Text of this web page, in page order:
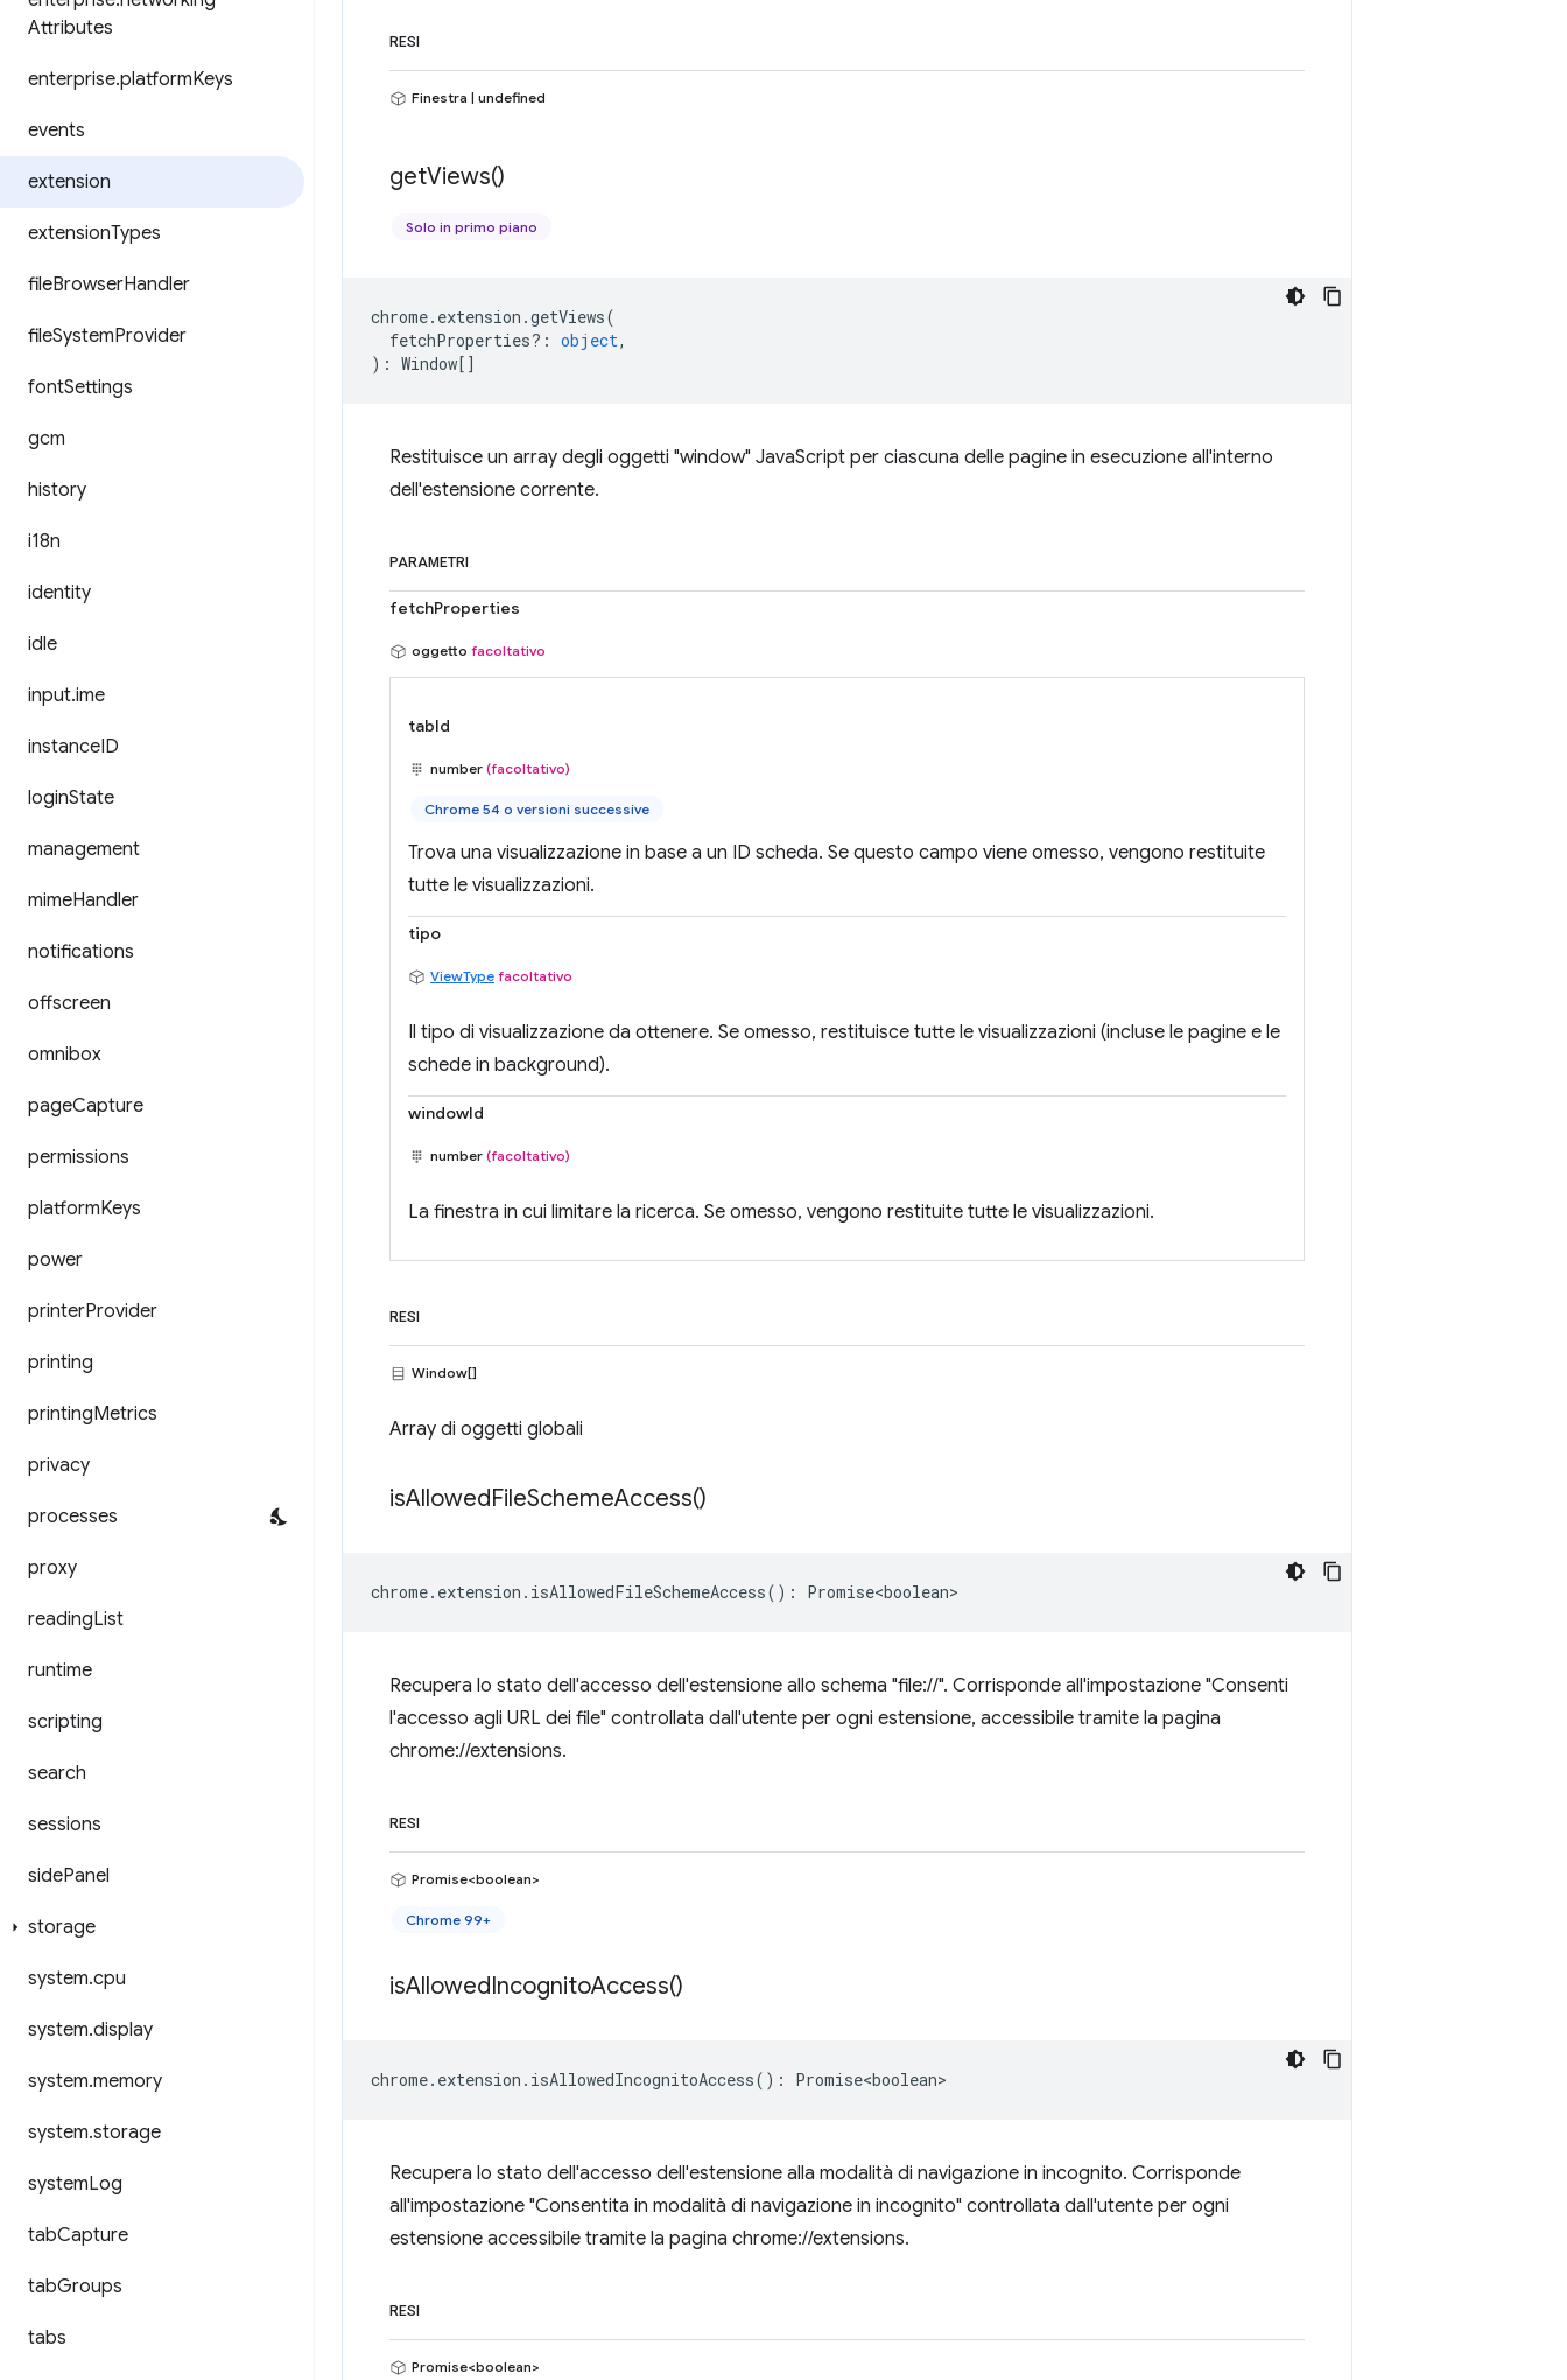
Attributes
enterprise.platformKeys
events
extension
extensionTypes
fileBrowserHandler
fileSystemProvider
fontSettings
gcm
history
i18n
identity
idle
input.ime
instanceID
loginState
management
mimeHandler
notifications
offscreen
omnibox
pageCapture
permissions
platformKeys
power
printerProvider
printing
printingMetrics
privacy
processes
proxy
readingList
runtime
scripting
search
sessions
sidePanel
storage
system.cpu
system.display
system.memory
system.storage
systemLog
tabCapture
tabGroups
tabs
RESI
Finestra | undefined
getViews()
Solo in primo piano
chrome. extension .getViews(
fetchProperties? : object,
) : Window[]
Restituisce un array degli oggetti "window" JavaScript per ciascuna delle pagine in esecuzione all'interno
dell'estensione corrente.
PARAMETRI
fetchProperties
oggetto facoltativo
tabId
number (facoltativo)
Chrome 54 o versioni successive
Trova una visualizzazione in base a un ID scheda. Se questo campo viene omesso, vengono restituite
tutte le visualizzazioni.
tipo
ViewType facoltativo
Il tipo di visualizzazione da ottenere. Se omesso, restituisce tutte le visualizzazioni (incluse le pagine e le
schede in background).
windowId
number (facoltativo)
La finestra in cui limitare la ricerca. Se omesso, vengono restituite tutte le visualizzazioni.
RESI
Window[]
Array di oggetti globali
isAllowedFileSchemeAccess()
chrome. extension . isAllowedFileSchemeAccess() : Promise<boolean>
Recupera lo stato dell'accesso dell'estensione allo schema "file://". Corrisponde all'impostazione "Consenti
l'accesso agli URL dei file" controllata dall'utente per ogni estensione, accessibile tramite la pagina
chrome://extensions.
RESI
Promise<boolean>
Chrome 99+
isAllowedIncognitoAccess()
chrome. extension . isAllowedIncognitoAccess() : Promise<boolean>
Recupera lo stato dell'accesso dell'estensione alla modalità di navigazione in incognito. Corrisponde
all'impostazione "Consentita in modalità di navigazione in incognito" controllata dall'utente per ogni
estensione accessibile tramite la pagina chrome://extensions.
RESI
Promise<boolean>